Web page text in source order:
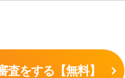
査をする【無料】